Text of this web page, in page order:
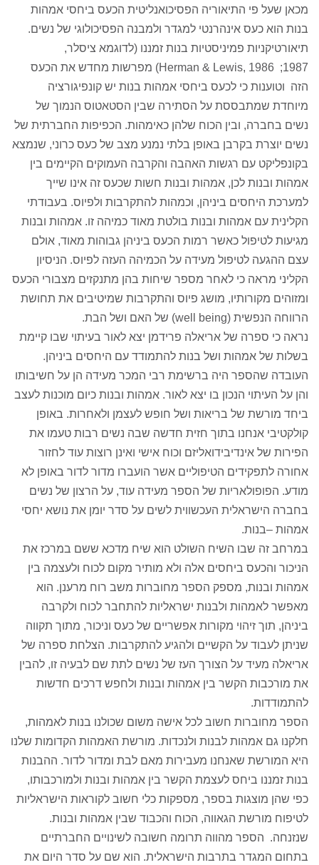
מכאן שעל פי התיאוריה הפסיכואנליטית הכעס ביחסי אמהות
בנות הוא כעס אינהרנטי למגדר ולמבנה הפסיכולוגי של נשים.
תיאורטיקניות פמיניסטיות בנות זמננו (לדוגמא ציסלר,
1987; Herman & Lewis, 1986) מפרשות מחדש את הכעס
הזה וטוענות כי לכעס ביחסי אמהות בנות יש קונפיגורציה
מיוחדת שמתבססת על הסתירה שבין הסטאטוס הנמוך של
נשים בחברה, ובין הכוח שלהן כאימהות. הכפיפות החברתית של
נשים יוצרת בקרבן באופן בלתי נמנע מצב של כעס כרוני, שנמצא
בקונפליקט עם רגשות האהבה והקרבה העמוקים הקיימים בין
אמהות ובנות לכן, אמהות ובנות חשות שכעס זה אינו שייך
למערכת היחסים ביניהן, וכמהות להתקרבות ולפיוס. בעבודתי
הקלינית עם אמהות ובנות בולטת מאוד כמיהה זו. אמהות ובנות
מגיעות לטיפול כאשר רמות הכעס ביניהן גבוהות מאוד, אולם
עצם ההגעה לטיפול מעידה על הכמיהה העזה לפיוס. הניסיון
הקליני מראה כי לאחר מספר שיחות בהן מתנקזים מצבורי הכעס
ומזוהים מקורותיו, מושג פיוס והתקרבות שמיטיבים את תחושת
הרווחה הנפשית (well being) של האם ושל הבת.
נראה כי ספרה של אריאלה פרידמן יצא לאור בעיתוי שבו קיימת
בשלות של אמהות ושל בנות להתמודד עם היחסים ביניהן.
העובדה שהספר היה ברשימת רבי המכר מעידה הן על חשיבותו
והן על העיתוי הנכון בו יצא לאור. אמהות ובנות כיום מוכנות לעצב
ביחד מורשת של בריאות ושל חופש לעצמן ולאחרות. באופן
קולקטיבי אנחנו בתוך חזית חדשה שבה נשים רבות טעמו את
הפירות של אינדיבידואליזם וכוח אישי ואינן רוצות עוד לחזור
אחורה לתפקידים הטיפוליים אשר הועברו מדור לדור באופן לא
מודע. הפופולאריות של הספר מעידה עוד, על הרצון של נשים
בחברה הישראלית העכשווית לשים על סדר יומן את נושא יחסי
אמהות –בנות.
במרחב זה שבו השיח השולט הוא שיח מדכא ששם במרכז את
הניכור והכעס ביחסים אלה ולא מותיר מקום לכוח ולעצמה בין
אמהות ובנות, מספק הספר מחוברות משב רוח מרענן. הוא
מאפשר לאמהות ולבנות ישראליות להתחבר לכוח ולקרבה
ביניהן, תוך זיהוי מקורות אפשריים של כעס וניכור, מתוך תקווה
שניתן לעבוד על הקשיים ולהגיע להתקרבות. הצלחת ספרה של
אריאלה מעיד על הצורך העז של נשים לתת שם לבעיה זו, להבין
את מורכבות הקשר בין אמהות ובנות ולחפש דרכים חדשות
להתמודדות.
הספר מחוברות חשוב לכל אישה משום שכולנו בנות לאמהות,
חלקנו גם אמהות לבנות ולנכדות. מורשת האמהות הקדומות שלנו
היא המורשת שאנחנו מעבירות מאם לבת ומדור לדור. ההבנות
בנות זמננו ביחס לעצמת הקשר בין אמהות ובנות ולמורכבותו,
כפי שהן מוצגות בספר, מספקות כלי חשוב לקוראות הישראליות
לטיפוח מורשת הגאווה, הכוח והכבוד שבין אמהות ובנות.
שנזנחה. הספר מהווה תרומה חשובה לשינויים החברתיים
בתחום המגדר בתרבות הישראלית. הוא שם על סדר היום את